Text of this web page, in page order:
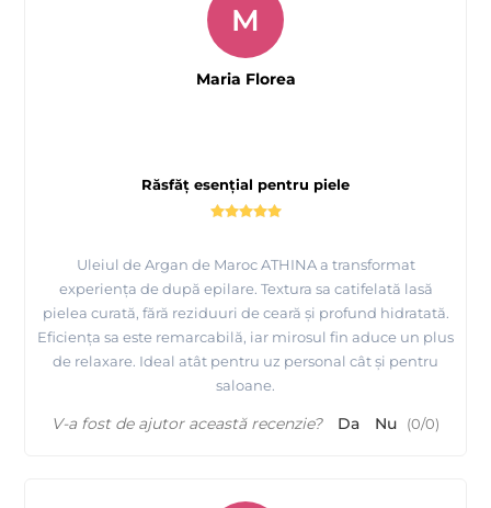
Răsfăț esențial pentru piele
Uleiul de Argan de Maroc ATHINA a transformat
experiența de după epilare. Textura sa catifelată lasă
pielea curată, fără reziduuri de ceară și profund hidratată.
Eficiența sa este remarcabilă, iar mirosul fin aduce un plus
de relaxare. Ideal atât pentru uz personal cât și pentru
saloane.
M
Maria Florea
V-a fost de ajutor această recenzie? Da Nu (0/0)